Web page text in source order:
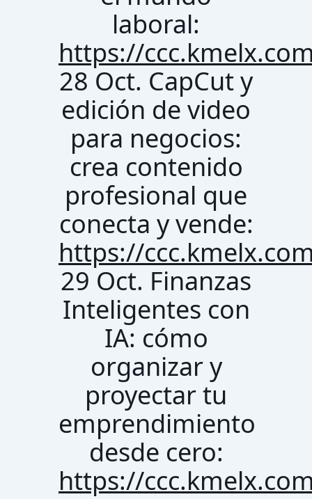
laboral:
https://
28 Oct. CapCut y
edición de video
para negocios:
crea contenido
profesional que
conecta y vende:
https://
29 Oct. Finanzas
Inteligentes con
IA: cómo
organizar y
proyectar tu
emprendimiento
desde cero:
https://